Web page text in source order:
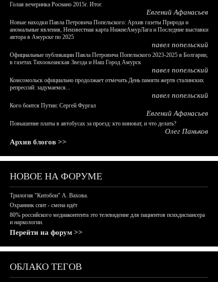
Голая вечеринка Роснано 2015г. Итог.
Евгений Афанасьев
Новые находки Павла Петровича Попельского: Архив газеты Природа и
аномальные явления, Неизвестная карта НижнеАмурЛага и Последние выставки
автора в Амурске по 2025
павел попельский
Официальные публикации Павла Петровича Попельского 2023-2025 в Болгарии,
в газетах Тихоокеанская Звезда и Наш Город Амурск
павел попельский
Комсомольск официально продолжает отмечать День памяти жертв сталинских
репрессий: задумаемся...
павел попельский
Кого боится Путин: Сергей Фургал
Евгений Афанасьев
Повышение платы в автобусах за проезд: кто виноват, и что делать?
Олег Паньков
Архив блогов >>
НОВОЕ НА ФОРУМЕ
Трилогия "Китобои" А. Вахова.
Охранник спит - смена идёт
80% российского медиаконтента это телевидение для пациентов психдиспансера
и наркологии.
Перейти на форум >>
ОБЛАКО ТЕГОВ